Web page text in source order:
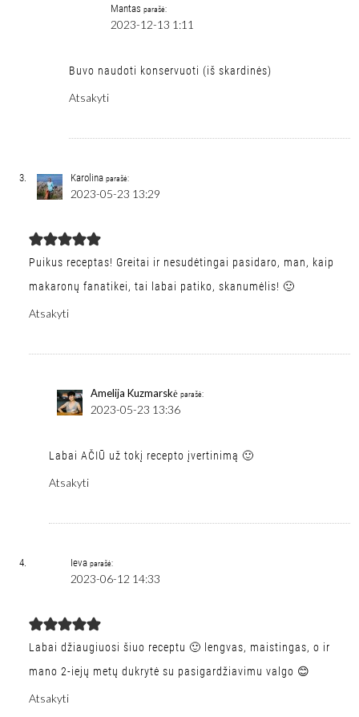
Mantas parašė:
2023-12-13 1:11
Buvo naudoti konservuoti (iš skardinės)
Atsakyti
Karolina parašė:
2023-05-23 13:29
Puikus receptas! Greitai ir nesudėtingai pasidaro, man, kaip
makaronų fanatikei, tai labai patiko, skanumėlis! 🙂
Atsakyti
Amelija Kuzmarskė parašė:
2023-05-23 13:36
Labai AČIŪ už tokį recepto įvertinimą 🙂
Atsakyti
Ieva parašė:
2023-06-12 14:33
Labai džiaugiuosi šiuo receptu 🙂 lengvas, maistingas, o ir
mano 2-iejų metų dukrytė su pasigardžiavimu valgo 😊
Atsakyti